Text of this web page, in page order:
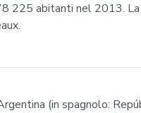
225 abitanti nel 2013.
(in spagnolo: